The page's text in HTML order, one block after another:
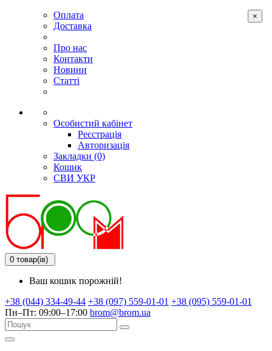
Оплата
Доставка
Про нас
Контакти
Новини
Статті
Особистий кабінет
Реєстрація
Авторизація
Закладки (0)
Кошик
СВИ УКР
0 товар(ів)
Ваш кошик порожній!
+38 (044) 334-49-44 +38 (097) 559-01-01 +38 (095) 559-01-01
Пн–Пт: 09:00–17:00 brom@brom.ua
×